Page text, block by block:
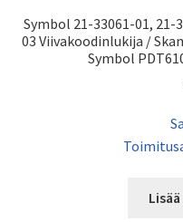
Symbol 21-33061-01, 21-
03 Viivakoodinlukija /
Symbol